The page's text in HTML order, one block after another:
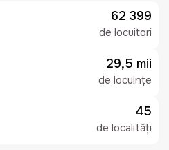
62 399
de locuitori
29,5 mii
de locuințe
45
de localități